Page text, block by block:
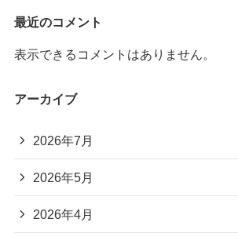
最近のコメント
表示できるコメントはありません。
アーカイブ
2026年7月
2026年5月
2026年4月